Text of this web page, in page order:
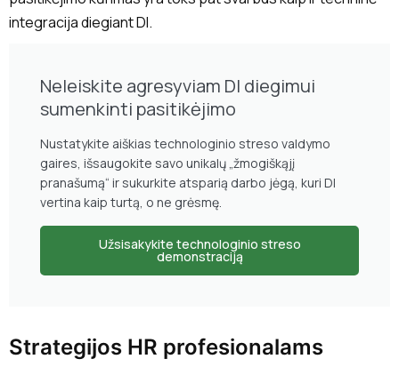
integracija diegiant DI.
Neleiskite agresyviam DI diegimui
sumenkinti pasitikėjimo
Nustatykite aiškias technologinio streso valdymo
gaires, išsaugokite savo unikalų „žmogiškąjį
pranašumą“ ir sukurkite atsparią darbo jėgą, kuri DI
vertina kaip turtą, o ne grėsmę.
Užsisakykite technologinio streso
demonstraciją
Strategijos HR profesionalams